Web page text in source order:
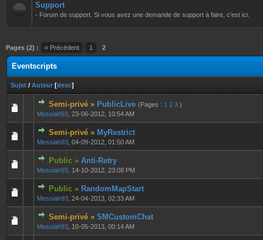
Support
- Forum de support. Si vous avez une demande de support à faire, c'est ici.
Pages (2) : « Précédent 1 2
Eventscripts
Sujet / Auteur [desc]
Semi-privé » PublicLive (Pages : 1 2 3 )
Messiah93 23-06-2012, 10:54 AM
0 Votes - 0 sur 5 en moyenne
123 45
Semi-privé » MyRestrict
Messiah93 04-09-2012, 01:50 AM
0 Votes - 0 sur 5 en moyenne
123
Public » Anti-Retry
Messiah93 14-10-2012, 23:08 PM
0 Votes - 0 sur 5 en moyenne
Public » RandomMapStart
Messiah93 24-04-2013, 02:33 AM
0 Votes - 0 sur 5 en moyenne
1234 5
Semi-privé » SMCustomChat
Messiah93 10-05-2013, 00:14 AM
0 Votes - 0 sur 5 en moyenne
12345